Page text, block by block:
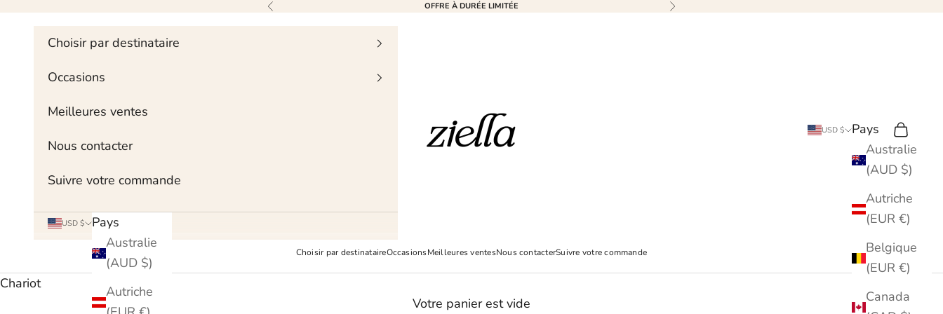
Précédent OFFRE À DURÉE LIMITÉE Suivant
Ziella
Choisir par destinataireOccasionsMeilleures ventesNous contacterSuivre votre commande
USD $
Pays
Australie
(AUD $)
Autriche
(EUR €)
Belgique
(EUR €)
Canada
Recherche
Chariot
Choisir par destinataire
Occasions
Meilleures ventes
Nous contacter
Suivre votre commande
USD $
Pays
Australie
(AUD $)
Autriche
Chariot
Votre panier est vide